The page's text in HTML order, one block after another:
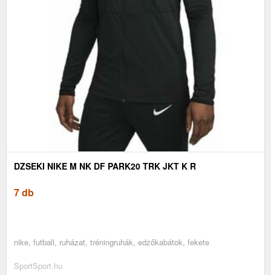
DZSEKI NIKE M NK DF PARK20 TRK JKT K R
7 db
nike, futball, ruházat, tréningruhák, edzőkabátok, fekete
SportSport.hu